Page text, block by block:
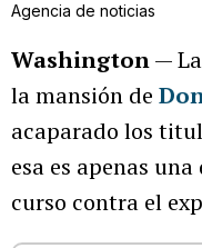
Agencia de noticias
Washington—
la mansión de
acaparado los
esa es apenas
curso contra el